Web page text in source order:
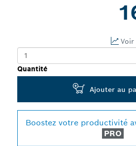
Quantité
Ajouter au
Boostez votre productivité
PRO